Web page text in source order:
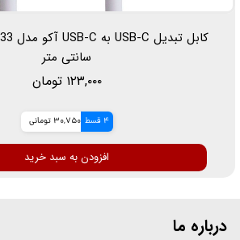
سانتی متر
۱۲۳,۰۰۰ تومان
4 قسط 30,750 تومانی
افزودن به سبد خرید
درباره ما